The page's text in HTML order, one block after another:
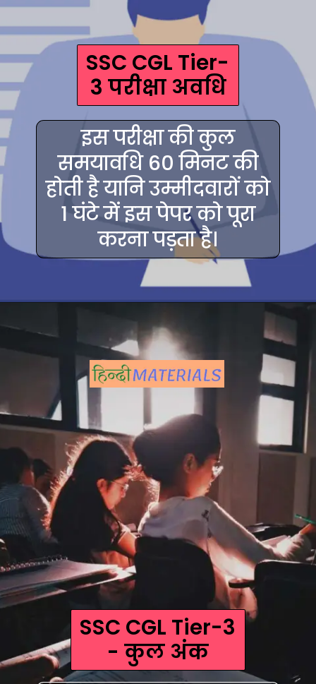
SSC CGL Tier-
3 परीक्षा अवधि
इस परीक्षा की कुल
समयावधि 60 मिनट की
होती है यानि उम्मीदवारों को
1 घंटे में इस पेपर को पूरा
करना पड़ता है।
SSC CGL Tier-3
- कुल अंक